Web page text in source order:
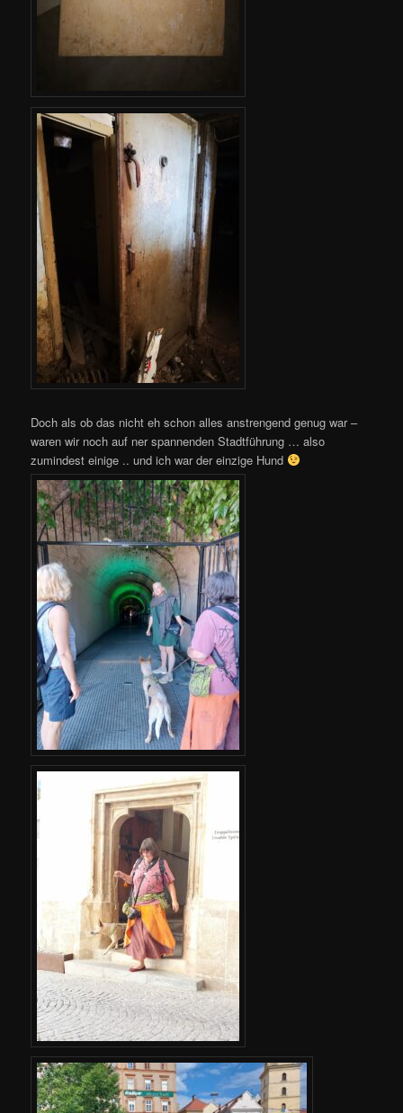
Doch als ob das nicht eh schon alles anstrengend genug war –
waren wir noch auf ner spannenden Stadtführung … also
zumindest einige .. und ich war der einzige Hund